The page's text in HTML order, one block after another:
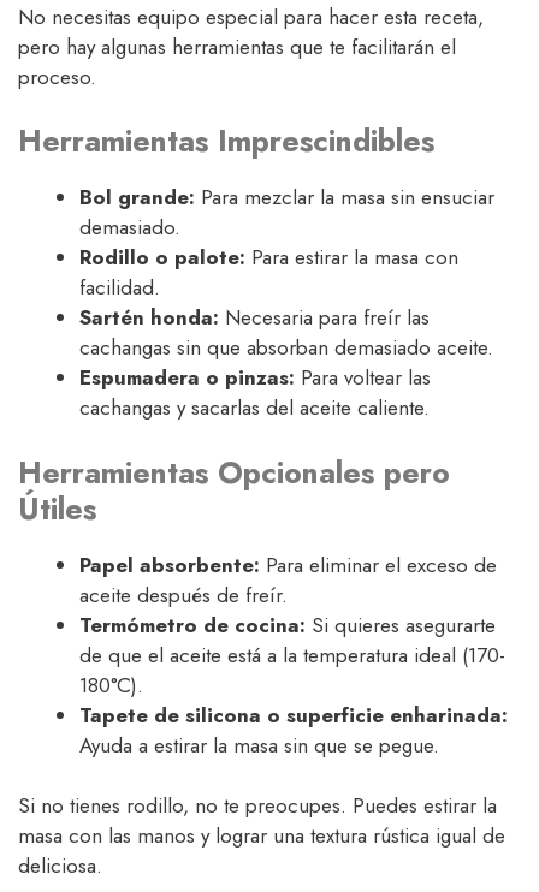
No necesitas equipo especial para hacer esta receta,
pero hay algunas herramientas que te facilitarán el
proceso.
Herramientas Imprescindibles
Bol grande: Para mezclar la masa sin ensuciar
demasiado.
Rodillo o palote: Para estirar la masa con
facilidad.
Sartén honda: Necesaria para freír las
cachangas sin que absorban demasiado aceite.
Espumadera o pinzas: Para voltear las
cachangas y sacarlas del aceite caliente.
Herramientas Opcionales pero
Útiles
Papel absorbente: Para eliminar el exceso de
aceite después de freír.
Termómetro de cocina: Si quieres asegurarte
de que el aceite está a la temperatura ideal (170-
180°C).
Tapete de silicona o superficie enharinada:
Ayuda a estirar la masa sin que se pegue.
Si no tienes rodillo, no te preocupes. Puedes estirar la
masa con las manos y lograr una textura rústica igual de
deliciosa.